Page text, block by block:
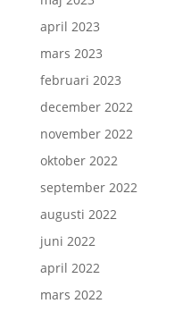
april 2023
mars 2023
februari 2023
december 2022
november 2022
oktober 2022
september 2022
augusti 2022
juni 2022
april 2022
mars 2022